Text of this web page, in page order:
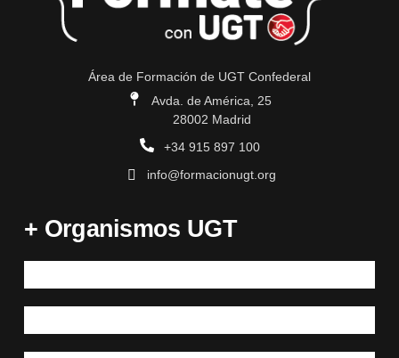
Área de Formación de UGT Confederal
Avda. de América, 25
28002 Madrid
+34 915 897 100
info@formacionugt.org
+ Organismos UGT